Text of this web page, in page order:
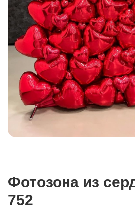
Фотозона из
752